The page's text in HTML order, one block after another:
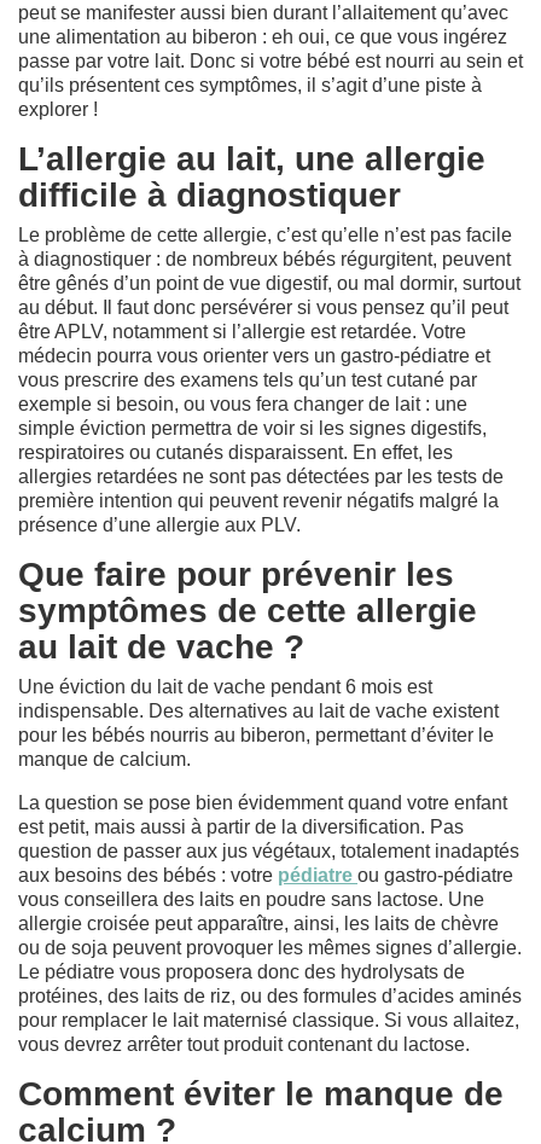
peut se manifester aussi bien durant l’allaitement qu’avec
une alimentation au biberon : eh oui, ce que vous ingérez
passe par votre lait. Donc si votre bébé est nourri au sein et
qu’ils présentent ces symptômes, il s’agit d’une piste à
explorer !
L’allergie au lait, une allergie
difficile à diagnostiquer
Le problème de cette allergie, c’est qu’elle n’est pas facile
à diagnostiquer : de nombreux bébés régurgitent, peuvent
être gênés d’un point de vue digestif, ou mal dormir, surtout
au début. Il faut donc persévérer si vous pensez qu’il peut
être APLV, notamment si l’allergie est retardée. Votre
médecin pourra vous orienter vers un gastro-pédiatre et
vous prescrire des examens tels qu’un test cutané par
exemple si besoin, ou vous fera changer de lait : une
simple éviction permettra de voir si les signes digestifs,
respiratoires ou cutanés disparaissent. En effet, les
allergies retardées ne sont pas détectées par les tests de
première intention qui peuvent revenir négatifs malgré la
présence d’une allergie aux PLV.
Que faire pour prévenir les
symptômes de cette allergie
au lait de vache ?
Une éviction du lait de vache pendant 6 mois est
indispensable. Des alternatives au lait de vache existent
pour les bébés nourris au biberon, permettant d’éviter le
manque de calcium.
La question se pose bien évidemment quand votre enfant
est petit, mais aussi à partir de la diversification. Pas
question de passer aux jus végétaux, totalement inadaptés
aux besoins des bébés : votre pédiatre ou gastro-pédiatre
vous conseillera des laits en poudre sans lactose. Une
allergie croisée peut apparaître, ainsi, les laits de chèvre
ou de soja peuvent provoquer les mêmes signes d’allergie.
Le pédiatre vous proposera donc des hydrolysats de
protéines, des laits de riz, ou des formules d’acides aminés
pour remplacer le lait maternisé classique. Si vous allaitez,
vous devrez arrêter tout produit contenant du lactose.
Comment éviter le manque de
calcium ?